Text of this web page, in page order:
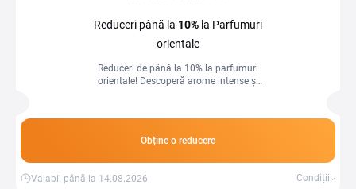
Reduceri până la 10% la Parfumuri
orientale
Reduceri de până la 10% la parfumuri
orientale! Descoperă arome intense și
Obține o reducere
Valabil până la 14.08.2026 Condiții